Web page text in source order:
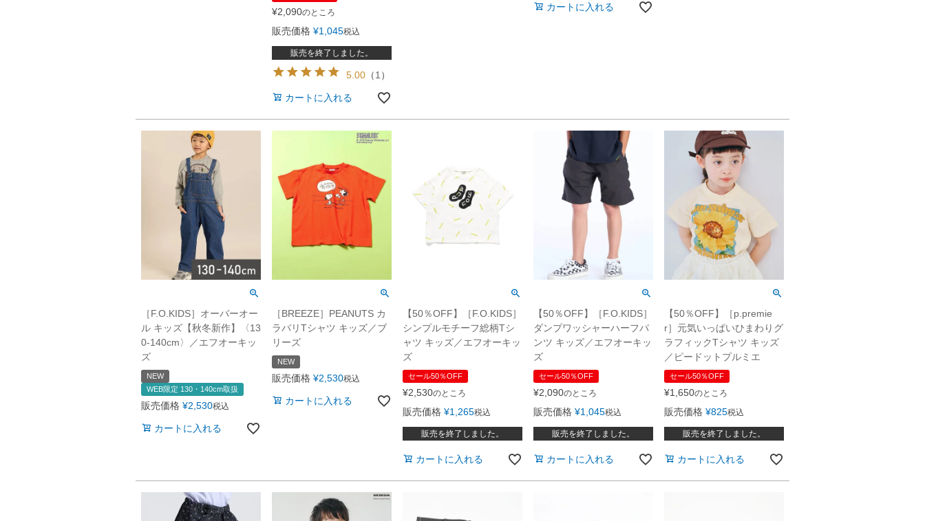
¥2,090のところ
販売価格 ¥1,045税込
販売を終了しました。
5.00 （1 ）
カートに入れる
カートに入れる
［F.O.KIDS］オーバーオー
ル キッズ【秋冬新作】〈13
0-140cm〉／エフオーキッ
ズ
NEW
WEB限定 130・140cm取扱
販売価格 ¥2,530税込
カートに入れる
［BREEZE］PEANUTS カ
ラバリTシャツ キッズ／ブ
リーズ
NEW
販売価格 ¥2,530税込
カートに入れる
【50％OFF】［F.O.KIDS］
シンプルモチーフ総柄Tシ
ャツ キッズ／エフオーキッ
ズ
セール50％OFF
¥2,530のところ
販売価格 ¥1,265税込
販売を終了しました。
カートに入れる
【50％OFF】［F.O.KIDS］
ダンプワッシャーハーフパ
ンツ キッズ／エフオーキッ
ズ
セール50％OFF
¥2,090のところ
販売価格 ¥1,045税込
販売を終了しました。
カートに入れる
【50％OFF】［p.premie
r］元気いっぱいひまわりグ
ラフィックTシャツ キッズ
／ピードットプルミエ
セール50％OFF
¥1,650のところ
販売価格 ¥825税込
販売を終了しました。
カートに入れる